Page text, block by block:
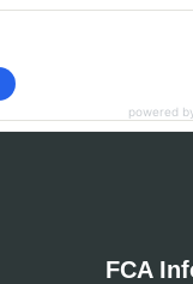
FCA
powered